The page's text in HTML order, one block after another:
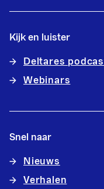
Kijk en luister
Deltares
Webinars
Snel naar
Nieuws
Verhalen